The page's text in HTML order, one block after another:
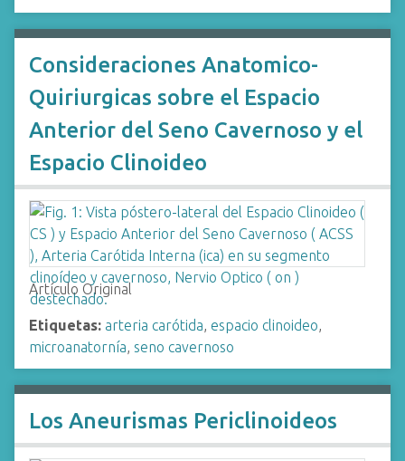
Consideraciones Anatomico-
Quiriurgicas sobre el Espacio
Anterior del Seno Cavernoso y el
Espacio Clinoideo
Artículo Original
Etiquetas: arteria carótida, espacio clinoideo,
microanatornía, seno cavernoso
Los Aneurismas Periclinoideos